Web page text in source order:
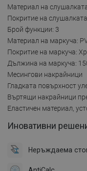
Материал на
Покритие на
Брой функции: 3
Материал на маркуча:
Покритие на маркуча:
Дължина на маркуча:
Месингови накрайници
Гладката повърхност
Въртящи накрайници
Еластичен материал,
Иновативни
Неръждаема